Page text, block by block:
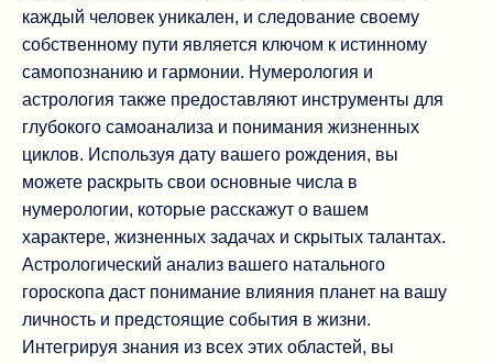
каждый человек уникален, и следование своему
собственному пути является ключом к истинному
самопознанию и гармонии. Нумерология и
астрология также предоставляют инструменты для
глубокого самоанализа и понимания жизненных
циклов. Используя дату вашего рождения, вы
можете раскрыть свои основные числа в
нумерологии, которые расскажут о вашем
характере, жизненных задачах и скрытых талантах.
Астрологический анализ вашего натального
гороскопа даст понимание влияния планет на вашу
личность и предстоящие события в жизни.
Интегрируя знания из всех этих областей, вы